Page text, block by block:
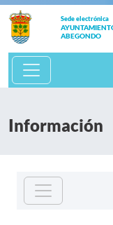
Sede electrónica
ABEGONDO
Información